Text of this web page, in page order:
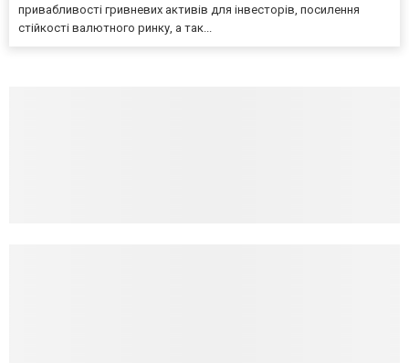
привабливості гривневих активів для інвесторів, посилення
стійкості валютного ринку, а так...